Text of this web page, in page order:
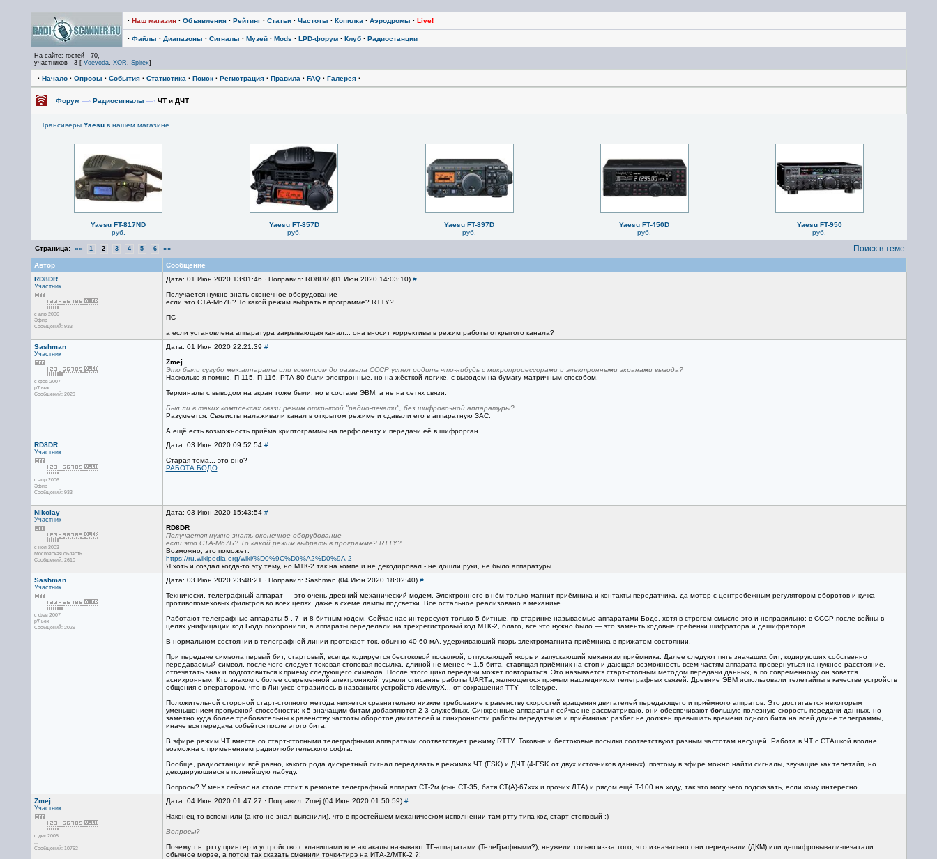
· Наш магазин· Объявления· Рейтинг· Статьи· Частоты · Копилка · Аэродромы · Live!
· Файлы · Диапазоны · Сигналы · Музей· Mods · LPD-форум· Клуб· Радиостанции
На сайте: гостей - 70,
участников - 3 [ Voevoda, XOR, Spirex]
· Начало· Опросы · События· Статистика · Поиск· Регистрация· Правила · FAQ· Галерея·
Форум —› Радиосигналы —›ЧТ и ДЧТ
Трансиверы Yaesuв нашем магазине
Yaesu FT-817ND
руб.
Yaesu FT-857D
руб.
Yaesu FT-897D
руб.
Yaesu FT-450D
руб.
Yaesu FT-950
руб.
Страница: «« 1 2 3 4 5 6 »» Поиск в теме
Автор
Сообщение
RD8DR
Участник
с апр 2006
Эфир
Сообщений: 933
Дата: 01 Июн 2020 13:01:46 · Поправил: RD8DR (01 Июн 2020 14:03:10) #
Получается нужно знать оконечное оборудование
если это СТА-М67Б? То какой режим выбрать в программе? RTTY?
ПС
а если установлена аппаратура закрывающая канал... она вносит коррективы в режим работы открытого канала?
Sashman
Участник
с фев 2007
р'Льех
Сообщений: 2029
Дата: 01 Июн 2020 22:21:39 #
Zmej
Это были сугубо мех.аппараты или военпром до развала СССР успел родить что-нибудь с микропроцессорами и электронными экранами вывода?
Насколько я помню, П-115, П-116, РТА-80 были электронные, но на жёсткой логике, с выводом на бумагу матричным способом.
Терминалы с выводом на экран тоже были, но в составе ЭВМ, а не на сетях связи.
Был ли в таких комплексах связи режим открытой "радио-печати", без шифровочной аппаратуры?
Разумеется. Связисты налаживали канал в открытом режиме и сдавали его в аппаратную ЗАС.
А ещё есть возможность приёма криптограммы на перфоленту и передачи её в шифрорган.
RD8DR
Участник
с апр 2006
Эфир
Сообщений: 933
Дата: 03 Июн 2020 09:52:54 #
Старая тема... это оно?
РАБОТА БОДО
Nikolay
Участник
с ноя 2003
Московская область
Сообщений: 2610
Дата: 03 Июн 2020 15:43:54 #
RD8DR
Получается нужно знать оконечное оборудование
если это СТА-М67Б? То какой режим выбрать в программе? RTTY?
Возможно, это поможет:
https://ru.wikipedia.org/wiki/%D0%9C%D0%A2%D0%9A-2
Я хоть и создал когда-то эту тему, но МТК-2 так на компе и не декодировал - не дошли руки, не было аппаратуры.
Sashman
Участник
с фев 2007
р'Льех
Сообщений: 2029
Дата: 03 Июн 2020 23:48:21 · Поправил: Sashman (04 Июн 2020 18:02:40) #
Технически, телеграфный аппарат — это очень древний механический модем. Электронного в нём только магнит приёмника и контакты передатчика, да мотор с центробежным регулятором оборотов и кучка
противопомеховых фильтров во всех цепях, даже в схеме лампы подсветки. Всё остальное реализовано в механике.
Работают телеграфные аппараты 5-, 7- и 8-битным кодом. Сейчас нас интересуют только 5-битные, по старинке называемые аппаратами Бодо, хотя в строгом смысле это и неправильно: в СССР после войны в
целях унифицации код Бодо похоронили, а аппараты переделали на трёхрегистровый код МТК-2, благо, всё что нужно было — это заменть кодовые гребёнки шифратора и дешифратора.
В нормальном состоянии в телеграфной линии протекает ток, обычно 40-60 мА, удерживающий якорь электромагнита приёмника в прижатом состоянии.
При передаче символа первый бит, стартовый, всегда кодируется бестоковой посылкой, отпускающей якорь и запускающий механизм приёмника. Далее следуют пять значащих бит, кодирующих собственно
передаваемый символ, после чего следует токовая стоповая посылка, длиной не менее ~ 1,5 бита, ставящая приёмник на стоп и дающая возможность всем частям аппарата провернуться на нужное расстояние,
отпечатать знак и подготовиться к приёму следующего символа. После этого цикл передачи может повториться. Это называется старт-стопным методом передачи данных, а по современному он зовётся
аснихронным. Кто знаком с более современной электроникой, узрели описание работы UARTа, являющегося прямым наследником телеграфных связей. Древние ЭВМ использовали телетайпы в качестве устройств
общения с оператором, что в Линуксе отразилось в названиях устройств /dev/ttyX... от сокращения TTY — teletype.
Положительной стороной старт-стопного метода является сравнительно низкие требование к равенству скоростей вращения двигателей передающего и приёмного аппратов. Это достигается некоторым
уменьшением пропускной способности: к 5 значащим битам добавляются 2-3 служебных. Синхронные аппараты я сейчас не рассматриваю, они обеспечивают большую полезную скорость передачи данных, но
заметно куда более требовательны к равенству частоты оборотов двигателей и синхронности работы передатчика и приёмника: разбег не должен превышать времени одного бита на всей длине телеграммы,
иначе вся передача собьётся после этого бита.
В эфире режим ЧТ вместе со старт-стопными телеграфными аппаратами соответствует режиму RTTY. Токовые и бестоковые посылки соответствуют разным частотам несущей. Работа в ЧТ с СТАшкой вполне
возможна с применением радиолюбительского софта.
Вообще, радиостанции всё равно, какого рода дискретный сигнал передавать в режимах ЧТ (FSK) и ДЧТ (4-FSK от двух источников данных), поэтому в эфире можно найти сигналы, звучащие как телетайп, но
декодирующиеся в полнейшую лабуду.
Вопросы? У меня сейчас на столе стоит в ремонте телеграфный аппарат СТ-2м (сын СТ-35, батя СТ(А)-67ххх и прочих ЛТА) и рядом ещё T-100 на ходу, так что могу чего подсказать, если кому интересно.
Zmej
Участник
с дек 2005
...
Сообщений: 10762
Дата: 04 Июн 2020 01:47:27 · Поправил: Zmej (04 Июн 2020 01:50:59) #
Наконец-то вспомнили (а кто не знал выяснили), что в простейшем механическом исполнении там ртту-типа код старт-стоповый :)
Вопросы?
Почему т.н. ртту принтер и устройство с клавишами все аксакалы называют ТГ-аппаратами (ТелеГрафными?), неужели только из-за того, что изначально они передавали (ДКМ) или дешифровывали-печатали
обычное морзе, а потом так сказать сменили точки-тирэ на ИТА-2/МТК-2 ?!